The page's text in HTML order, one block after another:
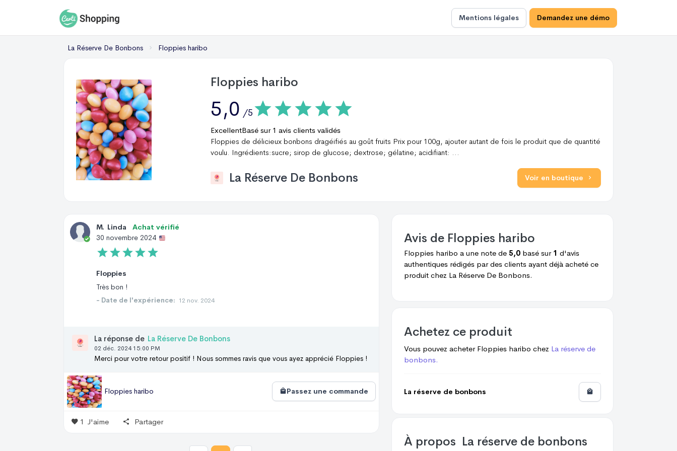
Mentions légales Demandez une démo
La Réserve De Bonbons Floppies haribo
Floppies haribo
5,0 /5
ExcellentBasé sur 1 avis clients validés
Floppies de délicieux bonbons dragéifiés au goût fruits Prix pour 100g, ajouter autant de fois le produit que de quantité
voulu. Ingrédients:sucre; sirop de glucose; dextrose; gélatine; acidifiant: ...
La Réserve De Bonbons Voir en boutique
M. Linda
Achat vérifié
30 novembre 2024
Floppies
Très bon !
- Date de l'expérience: 12 nov. 2024
La réponse de La Réserve De Bonbons
02 déc. 2024 15:00 PM
Merci pour votre retour positif ! Nous sommes ravis que vous ayez apprécié Floppies !
Floppies haribo Passez une commande
1 J'aime Partager
Avis de Floppies haribo
Floppies haribo a une note de 5,0 basé sur 1 d'avis
authentiques rédigés par des clients ayant déjà acheté ce
produit chez La Réserve De Bonbons.
Achetez ce produit
Vous pouvez acheterFloppies haribo chez La réserve de
bonbons.
La réserve de bonbons
À propos La réserve de bonbons